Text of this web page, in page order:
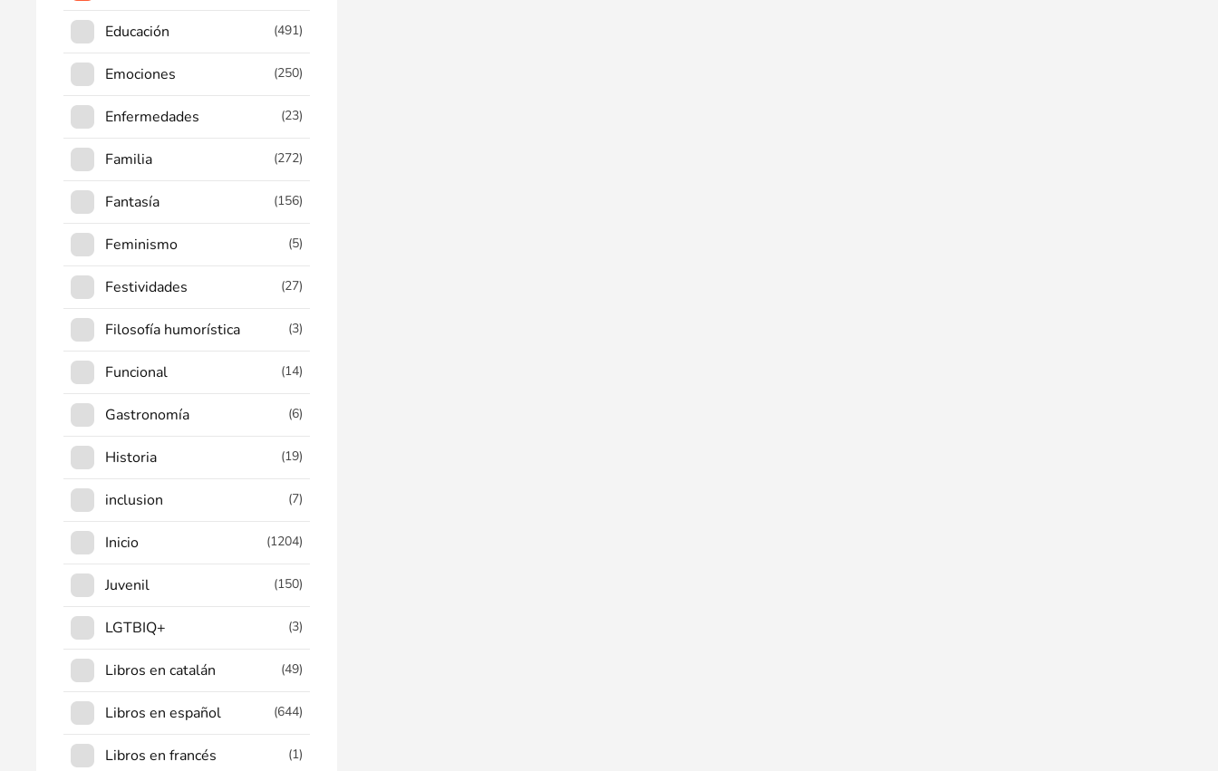
Educación (491)
Emociones (250)
Enfermedades (23)
Familia (272)
Fantasía (156)
Feminismo (5)
Festividades (27)
Filosofía humorística (3)
Funcional (14)
Gastronomía (6)
Historia (19)
inclusion (7)
Inicio (1204)
Juvenil (150)
LGTBIQ+ (3)
Libros en catalán (49)
Libros en español (644)
Libros en francés (1)